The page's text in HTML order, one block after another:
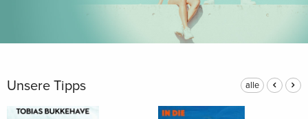
Unsere Tipps alle